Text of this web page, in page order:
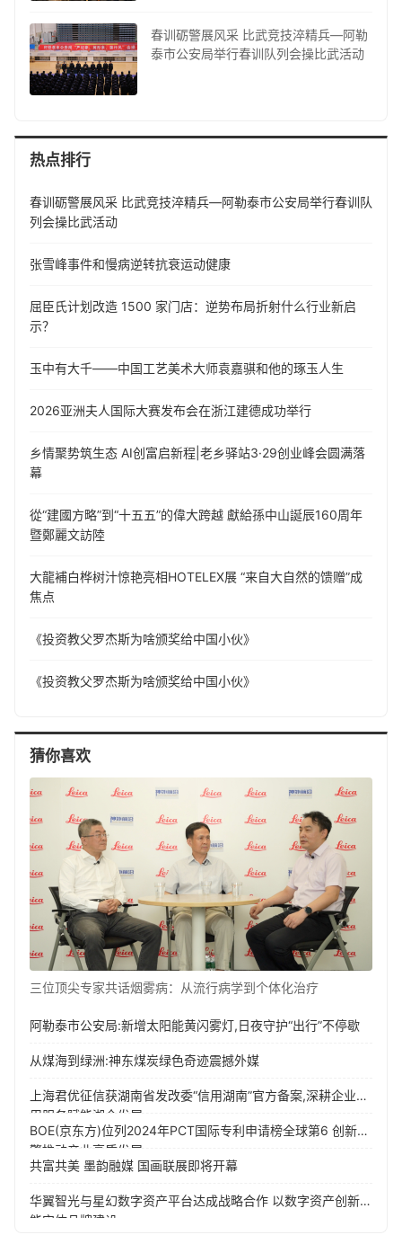
春训砺警展风采 比武竞技淬精兵—阿勒
泰市公安局举行春训队列会操比武活动
热点排行
春训砺警展风采 比武竞技淬精兵—阿勒泰市公安局举行春训队
列会操比武活动
张雪峰事件和慢病逆转抗衰运动健康
屈臣氏计划改造 1500 家门店：逆势布局折射什么行业新启
示？
玉中有大千——中国工艺美术大师袁嘉骐和他的琢玉人生
​2026亚洲夫人国际大赛发布会在浙江建德成功举行
乡情聚势筑生态 AI创富启新程|老乡驿站3·29创业峰会圆满落
幕
從“建國方略”到“十五五”的偉大跨越 獻給孫中山誕辰160周年
暨鄭麗文訪陸
大龍補白桦树汁惊艳亮相HOTELEX展 “来自大自然的馈赠”成
焦点
《投资教父罗杰斯为啥颁奖给中国小伙》
《投资教父罗杰斯为啥颁奖给中国小伙》
猜你喜欢
三位顶尖专家共话烟雾病：从流行病学到个体化治疗
阿勒泰市公安局:新增太阳能黄闪雾灯,日夜守护“出行”不停歇
从煤海到绿洲:神东煤炭绿色奇迹震撼外媒
上海君优征信获湖南省发改委“信用湖南”官方备案,深耕企业信
用服务赋能湘企发展
BOE(京东方)位列2024年PCT国际专利申请榜全球第6 创新引
擎推动产业高质发展
共富共美 墨韵融媒 国画联展即将开幕
华翼智光与星幻数字资产平台达成战略合作 以数字资产创新赋
能实体品牌建设